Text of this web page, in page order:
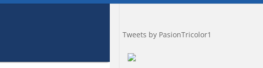
Tweets by PasionTricolor1